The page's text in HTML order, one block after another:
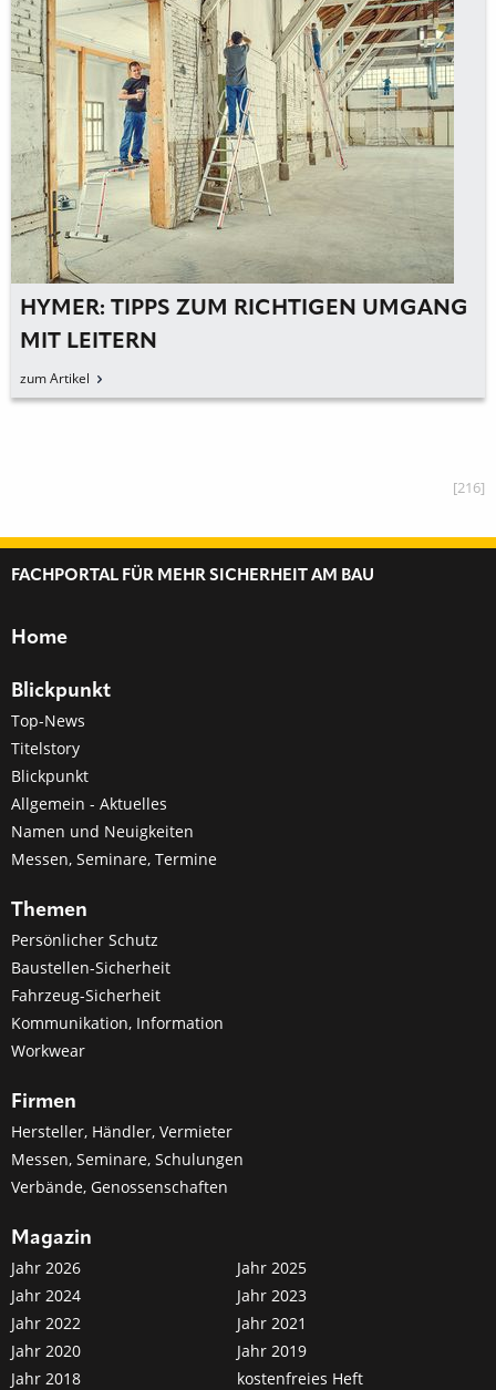
HYMER: REFORM DER LEITERNORM EN
131-4
zum Artikel
[216]
FACHPORTAL FÜR MEHR SICHERHEIT AM BAU
Home
Blickpunkt
Top-News
Titelstory
Blickpunkt
Allgemein - Aktuelles
Namen und Neuigkeiten
Messen, Seminare, Termine
Themen
Persönlicher Schutz
Baustellen-Sicherheit
Fahrzeug-Sicherheit
Kommunikation, Information
Workwear
Firmen
Hersteller, Händler, Vermieter
Messen, Seminare, Schulungen
Verbände, Genossenschaften
Magazin
Jahr 2026
Jahr 2025
Jahr 2024
Jahr 2023
Jahr 2022
Jahr 2021
Jahr 2020
Jahr 2019
Jahr 2018
kostenfreies Heft